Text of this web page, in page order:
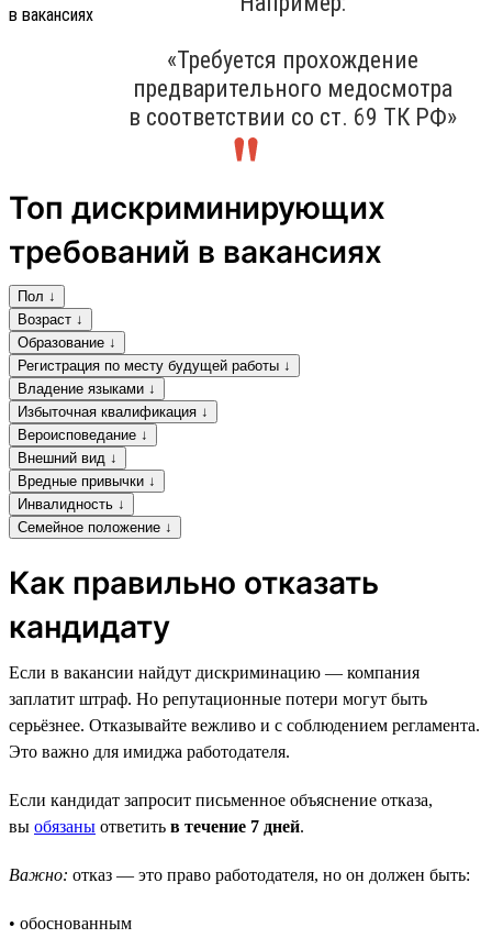
«Требуется прохождение
предварительного медосмотра
в соответствии со ст. 69 ТК РФ»
Топ дискриминирующих
требований в вакансиях
Пол ↓
Возраст ↓
Образование ↓
Регистрация по месту будущей работы ↓
Владение языками ↓
Избыточная квалификация ↓
Вероисповедание ↓
Внешний вид ↓
Вредные привычки ↓
Инвалидность ↓
Семейное положение ↓
Как правильно отказать
кандидату
Если в вакансии найдут дискриминацию — компания
заплатит штраф. Но репутационные потери могут быть
серьёзнее. Отказывайте вежливо и с соблюдением регламента.
Это важно для имиджа работодателя.
Если кандидат запросит письменное объяснение отказа,
вы обязаны ответить в течение 7 дней.
Важно: отказ — это право работодателя, но он должен быть:
• обоснованным